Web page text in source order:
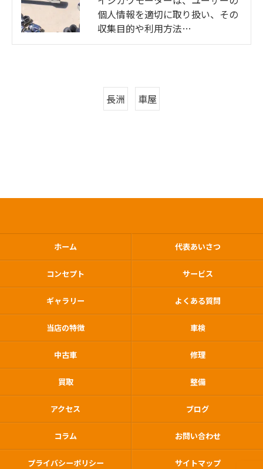
個人情報を適切に取り扱い、その
収集目的や利用方法…
長洲 車屋
ホーム 代表あいさつ
コンセプト サービス
ギャラリー よくある質問
当店の特徴 車検
中古車 修理
買取 整備
アクセス ブログ
コラム お問い合わせ
プライバシーポリシー サイトマップ